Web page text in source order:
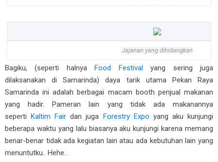
Jajanan yang dihidangkan
Bagiku, (seperti halnyaFood Festivalyang sering juga
dilaksanakan di Samarinda) daya tarik utama Pekan Raya
Samarinda ini adalah berbagai macam booth penjual makanan
yang hadir. Pameran lain yang tidak ada makanannya
sepertiKaltim Fair dan juga Forestry Expo yang aku kunjungi
beberapa waktu yang lalu biasanya aku kunjungi karena memang
benar-benar tidak ada kegiatan lain atau ada kebutuhan lain yang
menuntutku.. Hehe..